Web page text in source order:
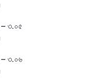
– ৩.০৫
– ৩.০৬
ঔরঙ্গজেবকে না পাই,
তোমারও কি তাই?
চ। আমারও না হয়,
নি । কিসে কি হয়, তা
আমরাও তাই বলি।
মানুষে হইতে পারে